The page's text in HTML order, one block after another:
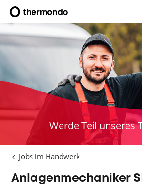
Werde Teil unseres
Jobs im Handwerk
Anlagenmechaniker